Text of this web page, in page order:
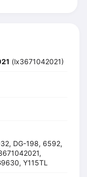
(lx3671042021)
DG-198, 6592,
Y115TL